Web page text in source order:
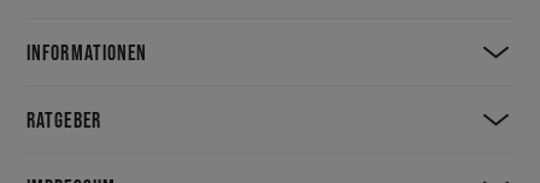
INFORMATIONEN
RATGEBER